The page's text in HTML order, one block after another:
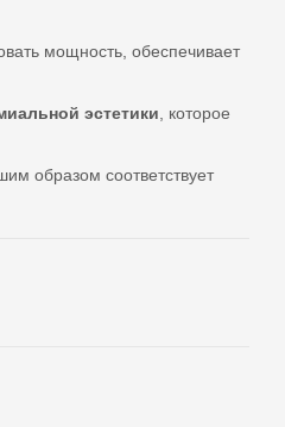
мощность, обеспечивает
эстетики , которое
образом соответствует